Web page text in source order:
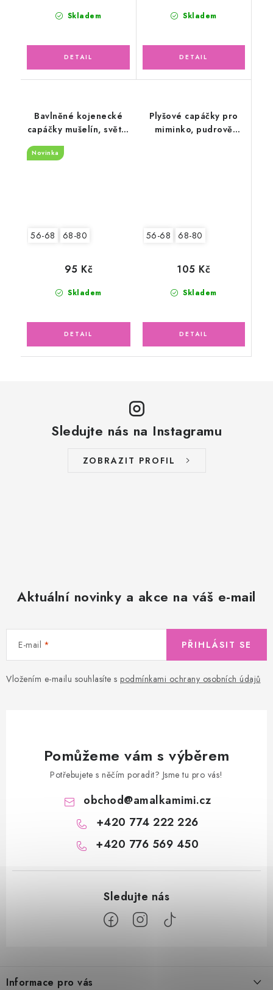
Skladem Skladem
Bavlněné kojenecké
capáčky mušelín, světle
Novinka
56-68 68-80
Skladem
95 Kč
Plyšové capáčky pro
miminko, pudrově
56-68 68-80
Skladem
105 Kč
Sledujte nás na Instagramu
ZOBRAZIT PROFIL
Aktuální novinky a akce na váš e-mail
E-mail
Vložením e-mailu souhlasíte s podmínkami ochrany osobních údajů
PŘIHLÁSIT SE
Pomůžeme vám s výběrem
Potřebujete s něčím poradit? Jsme tu pro vás!
obchod@amalkamimi.cz
+420 774 222 226
+420 776 569 450
Informace pro vás